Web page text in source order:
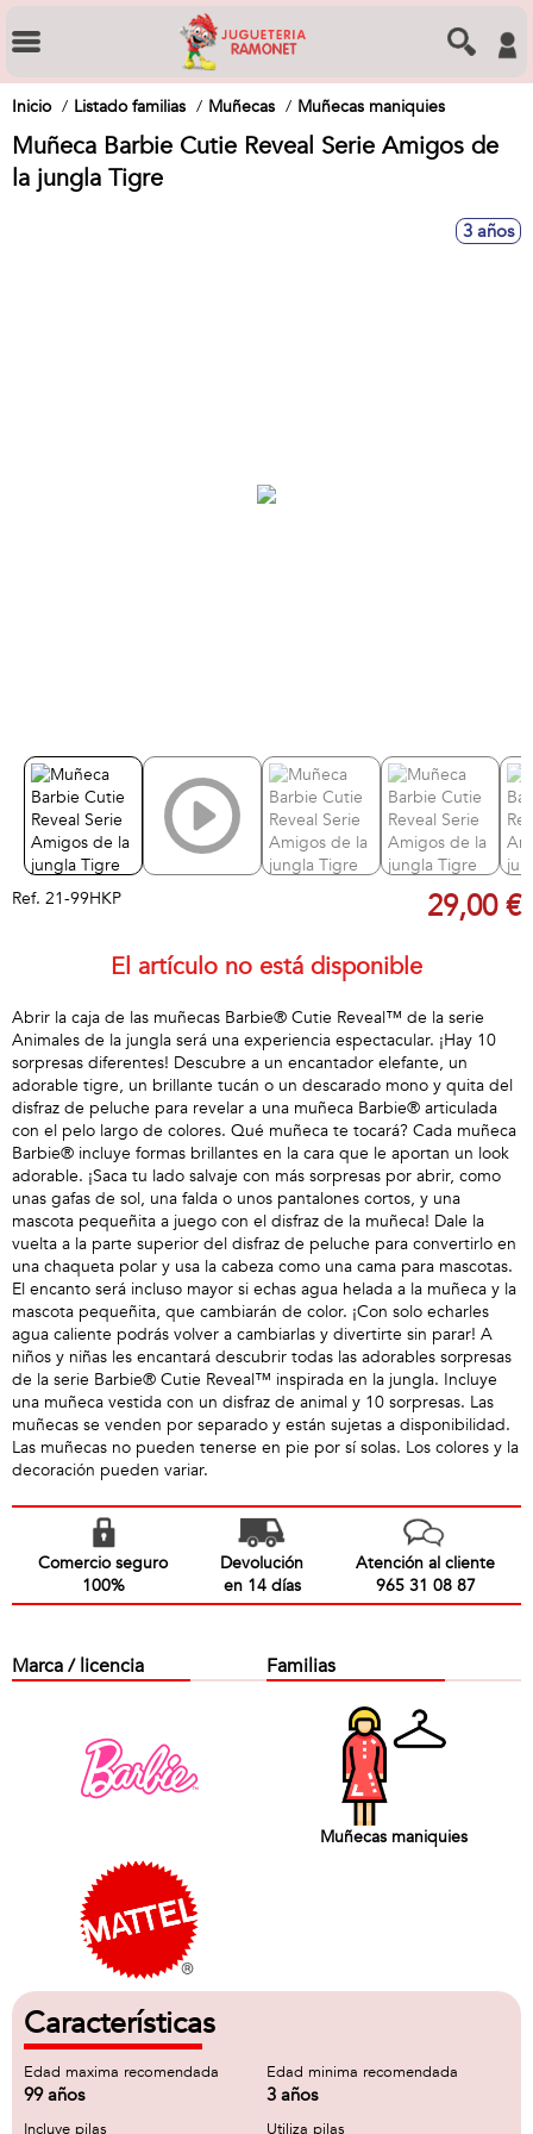
Inicio Listado familias Muñecas Muñecas maniquies
Muñeca Barbie Cutie Reveal Serie Amigos de
la jungla Tigre
3 años
Ref. 21-99HKP 29,00 €
El artículo no está disponible
Abrir la caja de las muñecas Barbie® Cutie Reveal™ de la serie
Animales de la jungla será una experiencia espectacular. ¡Hay 10
sorpresas diferentes! Descubre a un encantador elefante, un
adorable tigre, un brillante tucán o un descarado mono y quita del
disfraz de peluche para revelar a una muñeca Barbie® articulada
con el pelo largo de colores. Qué muñeca te tocará? Cada muñeca
Barbie® incluye formas brillantes en la cara que le aportan un look
adorable. ¡Saca tu lado salvaje con más sorpresas por abrir, como
unas gafas de sol, una falda o unos pantalones cortos, y una
mascota pequeñita a juego con el disfraz de la muñeca! Dale la
vuelta a la parte superior del disfraz de peluche para convertirlo en
una chaqueta polar y usa la cabeza como una cama para mascotas.
El encanto será incluso mayor si echas agua helada a la muñeca y la
mascota pequeñita, que cambiarán de color. ¡Con solo echarles
agua caliente podrás volver a cambiarlas y divertirte sin parar! A
niños y niñas les encantará descubrir todas las adorables sorpresas
de la serie Barbie® Cutie Reveal™ inspirada en la jungla. Incluye
una muñeca vestida con un disfraz de animal y 10 sorpresas. Las
muñecas se venden por separado y están sujetas a disponibilidad.
Las muñecas no pueden tenerse en pie por sí solas. Los colores y la
decoración pueden variar.
Comercio seguro
100%
Devolución
en 14 días
Atención al cliente
965 31 08 87
Marca / licencia Familias
Muñecas maniquies
Características
Edad maxima recomendada
99 años
Edad minima recomendada
3 años
Incluye pilas Utiliza pilas